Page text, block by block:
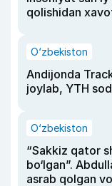
qolishidan
O‘zbekiston
Andijonda
joylab, YTH
O‘zbekiston
“Sakkiz qator
bo‘lgan”.
asrab qolgan